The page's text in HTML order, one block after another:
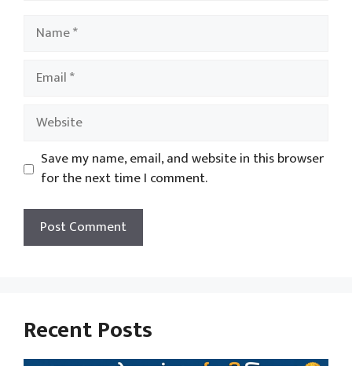
Name
Email
Website
Save my name, email, and website in this browser
for the next time I comment.
Recent Posts